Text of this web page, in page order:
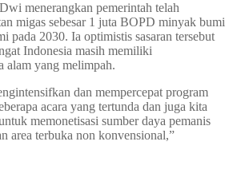
menerangkan pemerintah telah
migas sebesar 1 juta BOPD minyak bumi
pada 2030. Ia optimistis sasaran tersebut
Indonesia masih memiliki
alam yang melimpah.
dan mempercepat program
acara yang tertunda dan juga kita
memonetisasi sumber daya pemanis
area terbuka non konvensional,”